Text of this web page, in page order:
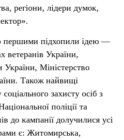
регіони, лідери думок,
першими підхопили ідею —
ветеранів України,
України, Міністерство
Також найвищі
захисту осіб з
поліції та
до кампанії долучилися усі
є: Житомирська,